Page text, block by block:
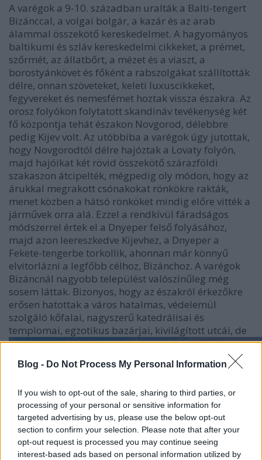
Blog - Do Not Process My Personal Information
If you wish to opt-out of the sale, sharing to third parties, or
processing of your personal or sensitive information for
targeted advertising by us, please use the below opt-out
section to confirm your selection. Please note that after your
opt-out request is processed you may continue seeing
interest-based ads based on personal information utilized by
A varégok a 9-10. században uralták a Balti-tengert
Bizánccal, a volgai bolgár, a kazár és az arab
álammal összekötő kereskedelmet. A hagyományos
baltikumi és szláv kereskedelmi cikkeket, a prémet,
szőrmét, az állatbőrt, a mézet és a viaszt, a
borostyánkövet és főként a rabszolgákat szállították
délre, onnan szöveteket, keleti luxuscikkeket,
fegyvereket és nemesfémet hoztak vissza északra. Az
orosz folyókon folytatott skandináv tevékenység két
fő központja tehát északon Novgorod, délebbre
pedig Kijev volt. Az utóbbiba a varégok úgy jutottak,
hogy Novgorodtól délre hajóztak a Lovaty folyón,
majd hajóikat két rövid összekötő szárazföldi
szakaszon átcipelték, mégpedig oly módon, hogy az
árukkal megrakott csónakokat rönkökre rakták,
menet közben a hátsó rönköket mindig előre vitték a
járművek orra alá. Ezzel a rendkívül fáradságos
módszerrel értek el a Dnyeper felső folyásához,
majd azon leereszkedve Kijevhez, a Dnyeper a
Fekete-tengerbe torkollik, ahonnan már könnyű
elvitorlázni a legfőbb célhoz, Bizánchoz. A varégok
Bizáncnál nagyobb települést valószínűleg még
sosem láttak. Bizonyos, hogy az északról érkezőkre
erősen hatottak a város hatalmas, védelemül
szolgáló kőfalai, nagyszerű katedrálisai és
templomai, egzotikus bazárjai, kivilágított utcái, de